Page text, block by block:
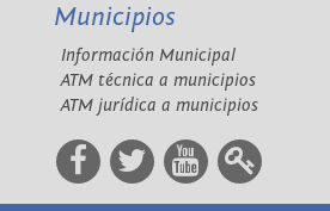
Municipios
Información Municipal
ATM técnica a municipios
ATM jurídica a municipios